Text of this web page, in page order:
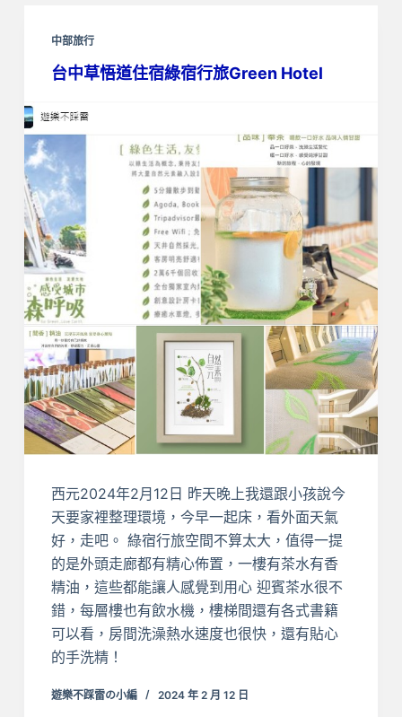
中部旅行
台中草悟道住宿綠宿行旅Green Hotel
西元2024年2月12日 昨天晚上我還跟小孩說今
天要家裡整理環境，今早一起床，看外面天氣
好，走吧。 綠宿行旅空間不算太大，值得一提
的是外頭走廊都有精心佈置，一樓有茶水有香
精油，這些都能讓人感覺到用心 迎賓茶水很不
錯，每層樓也有飲水機，樓梯間還有各式書籍
可以看，房間洗澡熱水速度也很快，還有貼心
的手洗精！
遊樂不踩雷の小編 2024 年 2 月 12 日